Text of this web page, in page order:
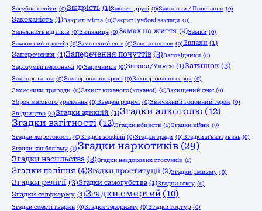
Загублені світи (0)Заздрість (1)Закляті друзі (0)Заколоти / Повстання (0)
Закоханість (1)Закриті міста (0)Закриті учбові заклади (0)
Залежність від ліків (0)Залізниця (0)Замах на життя (2)Замки (0)
Замкнений простір (0)Замкнений світ (0)Занепокоєння (0)Запахи (1)
Заперечення (1)Заперечення почуттів (3)Заповідники (0)
Зарозумілі персонажі (0)Заручники (0)Засоси/Укуси (1)Затишок (3)
Захворювання (0)Захворювання крові (0)Захворювання серця (0)
Захисники природи (0)Захист коханого (коханої) (0)Захищений секс (0)
Зброя масового ураження (0)Зведені родичі (0)Звичайний головний герой (0)
Звідництво (0)Згадки адикцій (1)Згадки алкоголю (12)
Згадки вагітності (12)Згадки вбивств (0)Згадки війни (0)
Згадки жорстокості (0)Згадки зоофілії (0)Згадки зради (0)Згадки зґвалтувань (0)
Згадки канібалізму (0)Згадки наркотиків (29)
Згадки насильства (3)Згадки нездорових стосунків (0)
Згадки паління (4)Згадки проституції (2)Згадки расизму (0)
Згадки релігії (3)Згадки самогубства (1)Згадки сексу (0)
Згадки селфхарму (1)Згадки смертей (10)
Згадки смерті тварин (0)Згадки тероризму (0)Згадки тортур (0)